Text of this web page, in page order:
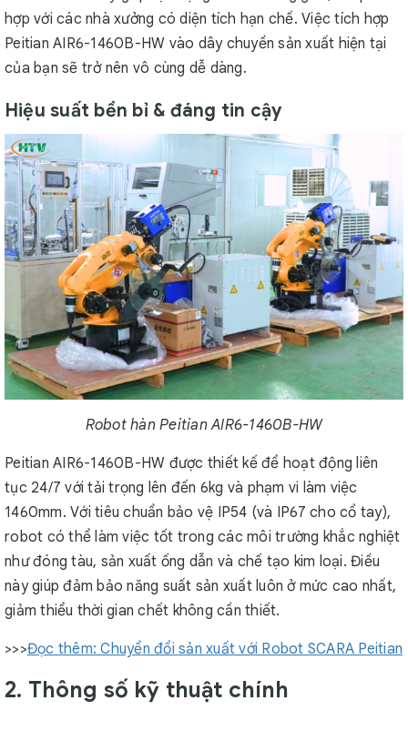
hợp với các nhà xưởng có diện tích hạn chế. Việc tích hợp
Peitian AIR6-1460B-HW vào dây chuyền sản xuất hiện tại
của bạn sẽ trở nên vô cùng dễ dàng.
Hiệu suất bền bỉ & đáng tin cậy
Robot hàn Peitian AIR6-1460B-HW
Peitian AIR6-1460B-HW được thiết kế để hoạt động liên
tục 24/7 với tải trọng lên đến 6kg và phạm vi làm việc
1460mm. Với tiêu chuẩn bảo vệ IP54 (và IP67 cho cổ tay),
robot có thể làm việc tốt trong các môi trường khắc nghiệt
như đóng tàu, sản xuất ống dẫn và chế tạo kim loại. Điều
này giúp đảm bảo năng suất sản xuất luôn ở mức cao nhất,
giảm thiểu thời gian chết không cần thiết.
>>>Đọc thêm: Chuyển đổi sản xuất với Robot SCARA Peitian
2. Thông số kỹ thuật chính